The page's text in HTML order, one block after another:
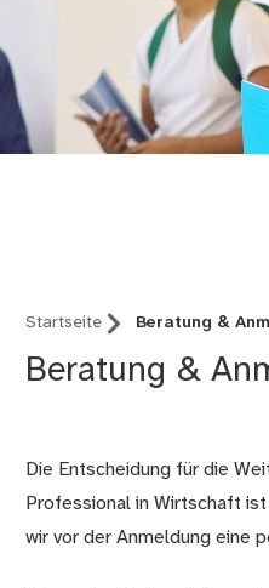
Startseite Beratung &
Beratung &
Die Entscheidung für die
Professional in Wirtschaft
wir vor der Anmeldung eine